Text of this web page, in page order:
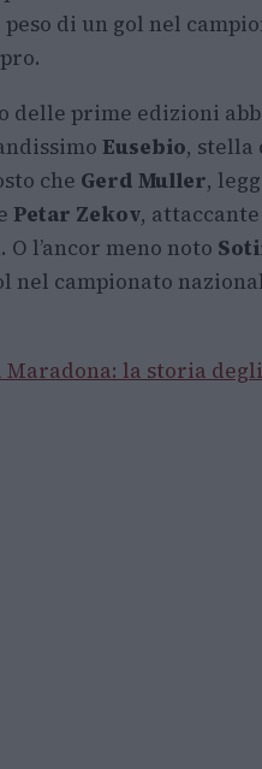
di un gol nel
delle prime edizioni
Eusebio, stella
che Gerd Muller,
Petar Zekov,
l’ancor meno noto
nel campionato
Maradona: la storia